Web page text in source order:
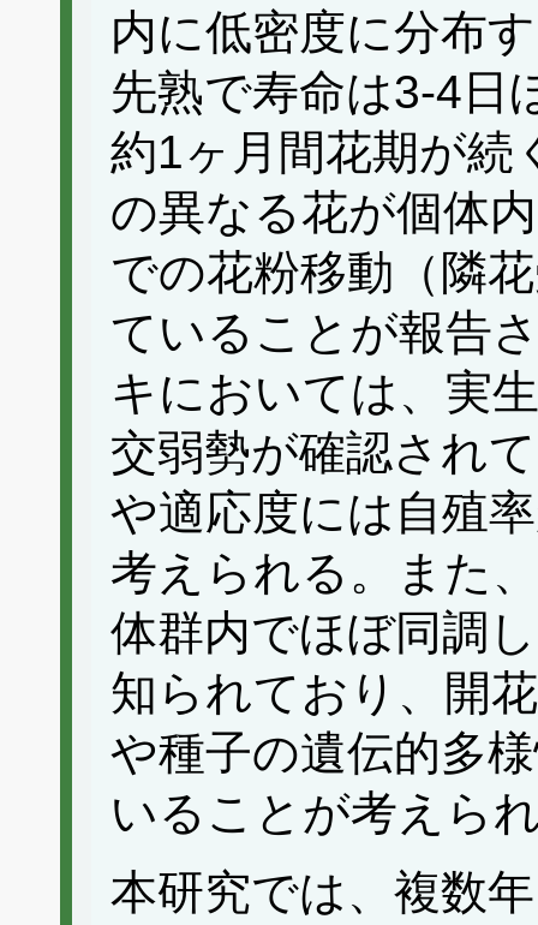
内に低密度に分布
先熟で寿命は3-4日
約1ヶ月間花期が続
の異なる花が個体
での花粉移動（隣
ていることが報告
キにおいては、実
交弱勢が確認され
や適応度には自殖
考えられる。また
体群内でほぼ同調
知られており、開
や種子の遺伝的多
いることが考えら
本研究では、複数